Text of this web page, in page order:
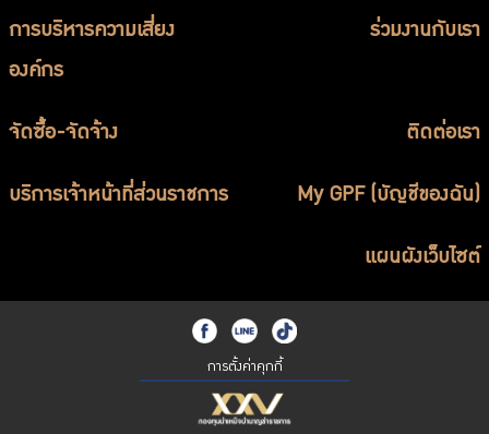
การบริหารความเสี่ยง
องค์กร
ร่วมงานกับเรา
จัดซื้อ-จัดจ้าง ติดต่อเรา
บริการเจ้าหน้าที่ส่วนราชการ My GPF (บัญชีของฉัน)
แผนผังเว็บไซต์
การตั้งค่าคุกกี้